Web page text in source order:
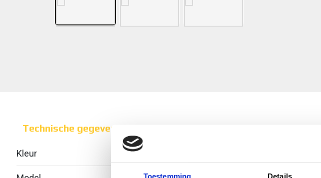
Technische gegevens
Kleur